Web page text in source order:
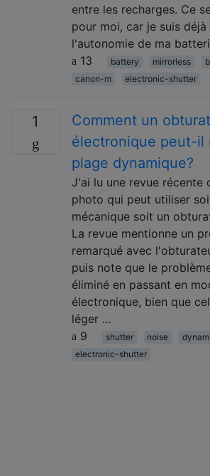
entre les recharges. Ce
pour moi, car je suis
l'autonomie de ma
13
battery mirrorless
canon-m
electronic-shutter
1
Comment un
électronique peut-il
plage dynamique?
J'ai lu une revue récente
photo qui peut utiliser
mécanique soit un
La revue mentionne un
remarqué avec
puis note que le
éliminé en passant en
électronique, bien que
léger …
9
shutter noise
electronic-shutter